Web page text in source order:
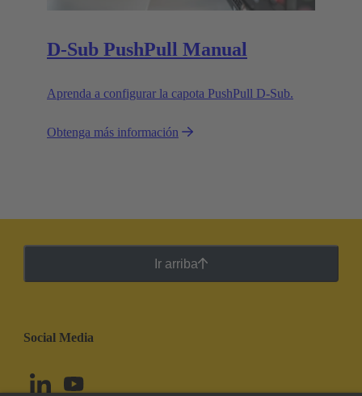
D-Sub PushPull Manual
Aprenda a configurar la capota PushPull D-Sub.
Obtenga más información
Ir arriba
Social Media